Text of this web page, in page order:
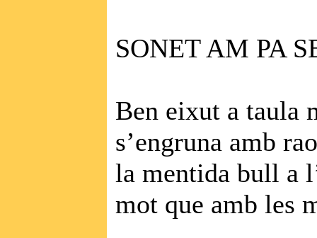
SONET AM PA
Ben eixut a taula
s’engruna amb
la mentida bull a
mot que amb les